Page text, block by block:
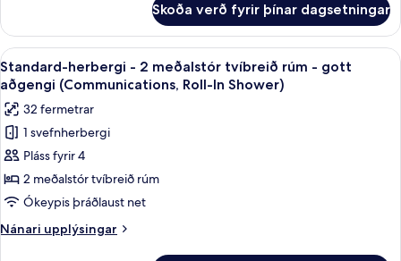
-
gott
aðgengi
(Communications,
Access
Tub)
herbergi
2
meðalstór
tvíbreið
rúm
gott
aðgengi
(Communications,
Access
Tub)
Skoða verð fyrir þínar dagsetningar
Skoða
allar
myndir
fyrir
Standard-
herbergi
-
2
meðalstór
tvíbreið
Skrifborð, myrkratjöld/-gardínur,
6
Standard-herbergi - 2 meðalstór tvíbreið rúm - gott
aðgengi (Communications, Roll-In Shower)
32 fermetrar
1 svefnherbergi
Pláss fyrir 4
2 meðalstór tvíbreið rúm
Ókeypis þráðlaust net
Nánari upplýsingar
Nánari